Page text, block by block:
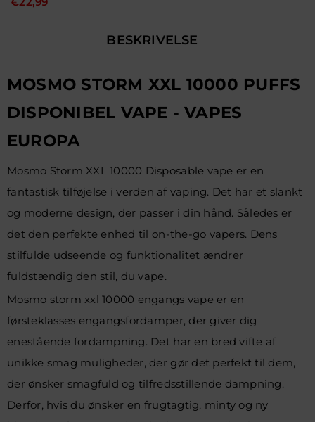
BESKRIVELSE
MOSMO STORM XXL 10000 PUFFS
DISPONIBEL VAPE - VAPES
EUROPA
Mosmo Storm XXL 10000 Disposable vape er en
fantastisk tilføjelse i verden af vaping. Det har et slankt
og moderne design, der passer i din hånd. Således er
det den perfekte enhed til on-the-go vapers. Dens
stilfulde udseende og funktionalitet ændrer
fuldstændig den stil, du vape.
Mosmo storm xxl 10000 engangs vape er en
førsteklasses engangsfordamper, der giver dig
enestående fordampning. Det har en bred vifte af
unikke smag muligheder, der gør det perfekt til dem,
der ønsker smagfuld og tilfredsstillende dampning.
Derfor, hvis du ønsker en frugtagtig, minty og ny